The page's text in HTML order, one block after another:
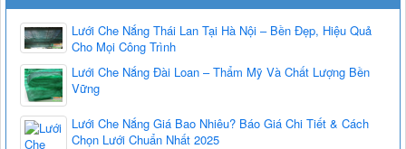
Lưới Che Nắng Thái Lan Tại Hà Nội – Bền Đẹp, Hiệu Quả
Cho Mọi Công Trình
Lưới Che Nắng Đài Loan – Thẩm Mỹ Và Chất Lượng Bền
Vững
Lưới Che Nắng Giá Bao Nhiêu? Báo Giá Chi Tiết & Cách
Chọn Lưới Chuẩn Nhất 2025